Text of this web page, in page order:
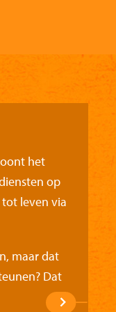
het
op
leven via
maar dat
Dat